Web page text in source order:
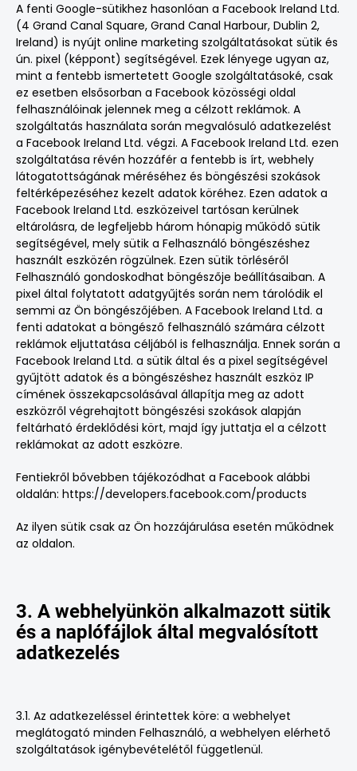
A fenti Google-sütikhez hasonlóan a Facebook Ireland Ltd.
(4 Grand Canal Square, Grand Canal Harbour, Dublin 2,
Ireland) is nyújt online marketing szolgáltatásokat sütik és
ún. pixel (képpont) segítségével. Ezek lényege ugyan az,
mint a fentebb ismertetett Google szolgáltatásoké, csak
ez esetben elsősorban a Facebook közösségi oldal
felhasználóinak jelennek meg a célzott reklámok. A
szolgáltatás használata során megvalósuló adatkezelést
a Facebook Ireland Ltd. végzi. A Facebook Ireland Ltd. ezen
szolgáltatása révén hozzáfér a fentebb is írt, webhely
látogatottságának méréséhez és böngészési szokások
feltérképezéséhez kezelt adatok köréhez. Ezen adatok a
Facebook Ireland Ltd. eszközeivel tartósan kerülnek
eltárolásra, de legfeljebb három hónapig működő sütik
segítségével, mely sütik a Felhasználó böngészéshez
használt eszközén rögzülnek. Ezen sütik törléséről
Felhasználó gondoskodhat böngészője beállításaiban. A
pixel által folytatott adatgyűjtés során nem tárolódik el
semmi az Ön böngészőjében. A Facebook Ireland Ltd. a
fenti adatokat a böngésző felhasználó számára célzott
reklámok eljuttatása céljából is felhasználja. Ennek során a
Facebook Ireland Ltd. a sütik által és a pixel segítségével
gyűjtött adatok és a böngészéshez használt eszköz IP
címének összekapcsolásával állapítja meg az adott
eszközről végrehajtott böngészési szokások alapján
feltárható érdeklődési kört, majd így juttatja el a célzott
reklámokat az adott eszközre.
Fentiekről bővebben tájékozódhat a Facebook alábbi
oldalán: https://developers.facebook.com/products
Az ilyen sütik csak az Ön hozzájárulása esetén működnek
az oldalon.
3. A webhelyünkön alkalmazott sütik
és a naplófájlok által megvalósított
adatkezelés
3.1. Az adatkezeléssel érintettek köre: a webhelyet
meglátogató minden Felhasználó, a webhelyen elérhető
szolgáltatások igénybevételétől függetlenül.